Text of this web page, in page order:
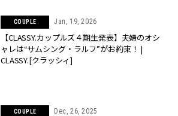
COUPLE Jan, 19, 2026
【CLASSY.カップルズ４期生発表】夫婦のオシ
ャレは“サムシング・ラルフ”がお約束！ |
CLASSY.[クラッシィ]
COUPLE Dec, 26, 2025